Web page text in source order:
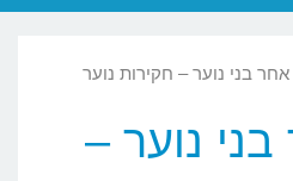
בני נוער – חקירות נוער
נוער –